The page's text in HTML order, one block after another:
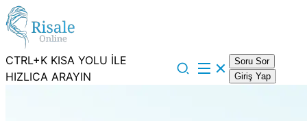
CTRL+K KISA YOLU İLE
HIZLICA ARAYIN
Soru Sor
Giriş Yap